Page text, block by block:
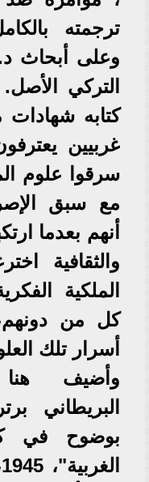
ترجمته
وعلى أبحاث د.
التركي
كتابه شهادات
غربيين
سرقوا علوم
مع سبق
أنهم بعدما
والثقافية
الملكية
كل من
أسرار تلك
وأضيف
البريطاني
بوضوح في